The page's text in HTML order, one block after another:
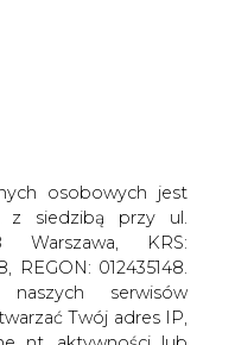
679 (RODO).
cele i podstawy
wymagane
Prywatności
usług dostępnych
przetwarzamy
przy zakładaniu
Przetwarzamy
-